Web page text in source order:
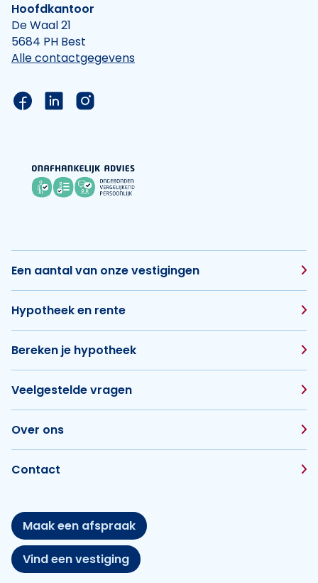
Hoofdkantoor
De Waal 21
5684 PH Best
Alle contactgegevens
Link naar de Facebook pagina van Hypotheek
Link naar de LinkedIn pagina van
Link naar de Instagram pagina van
Een aantal van onze vestigingen
Hypotheek en rente
Bereken je hypotheek
Veelgestelde vragen
Over ons
Contact
Maak een afspraak
Vind een vestiging